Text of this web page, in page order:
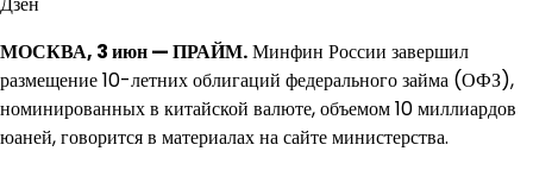
МОСКВА, 3 июн — ПРАЙМ.Минфин России завершил
размещение 10-летних облигаций федерального займа (ОФЗ),
номинированных в китайской валюте, объемом 10 миллиардов
юаней, говорится в материалах на сайте министерства.